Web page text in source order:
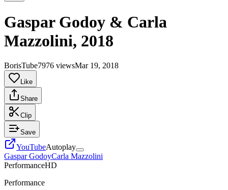
Gaspar Godoy & Carla
Mazzolini, 2018
BorisTube7976 viewsMar 19, 2018
Like
Share
Clip
Save
YouTubeAutoplay
Gaspar GodoyCarla Mazzolini
PerformanceHD
Performance